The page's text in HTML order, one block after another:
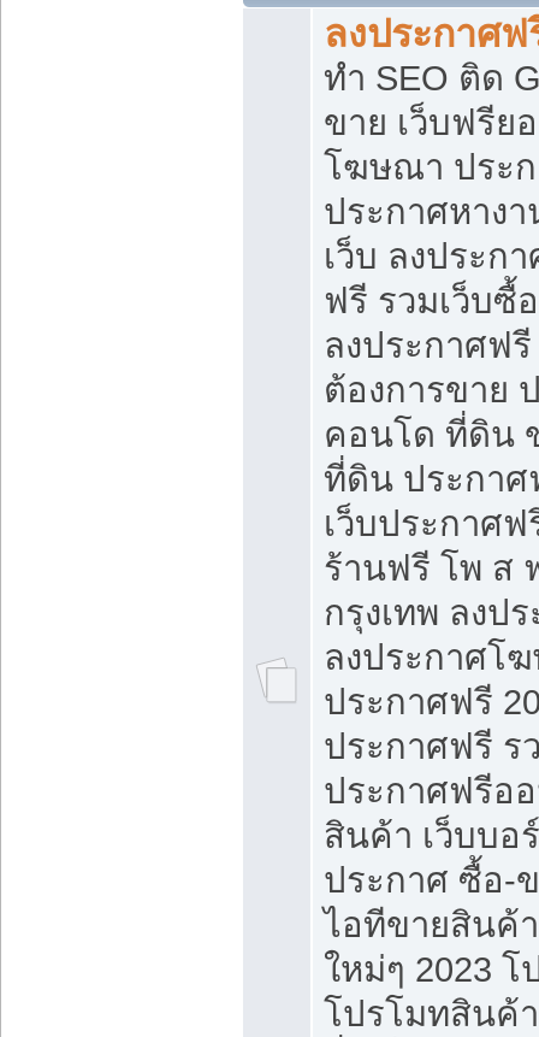
ลงประกาศฟ
ทำ SEO ติด
ขาย เว็บฟรีย
โฆษณา ประ
ประกาศหาง
เว็บ ลงประก
ฟรี รวมเว็บซื้
ลงประกาศฟ
ต้องการขาย
คอนโด ที่ดิน
ที่ดิน ประกา
เว็บประกาศ
ร้านฟรี โพ ส
กรุงเทพ ลงป
ลงประกาศโ
ประกาศฟรี
ประกาศฟรี ร
ประกาศฟรีอ
สินค้า เว็บบอ
ประกาศ ซื้อ-
ไอทีขายสินค้
ใหม่ๆ 2023
โปรโมทสินค้